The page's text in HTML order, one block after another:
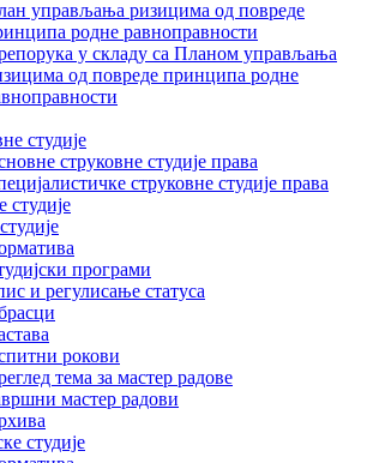
управљања ризицима од повреде
родне равноправности
у складу са Планом управљања
од повреде принципа родне
студије
струковне студије права
струковне студије права
студије
програми
и регулисање статуса
рокови
тема за мастер радове
мастер радови
студије